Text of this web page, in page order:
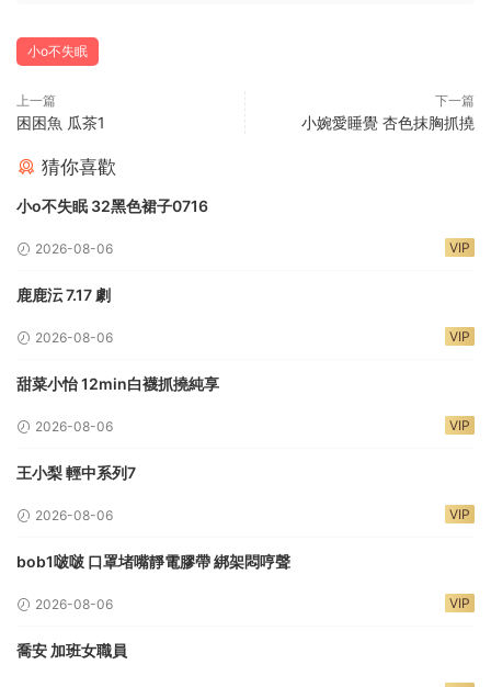
小o不失眠
上一篇
困困魚 瓜茶1
下一篇
小婉愛睡覺 杏色抹胸抓撓
猜你喜歡
小o不失眠 32黑色裙子0716
2026-08-06 VIP
鹿鹿沄 7.17 劇
2026-08-06 VIP
甜菜小怡 12min白襪抓撓純享
2026-08-06 VIP
王小梨 輕中系列7
2026-08-06 VIP
bob1啵啵 口罩堵嘴靜電膠帶 綁架悶哼聲
2026-08-06 VIP
喬安 加班女職員